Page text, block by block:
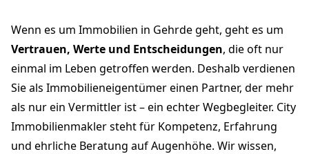
Wenn es um Immobilien in Gehrde geht, geht es um
Vertrauen, Werte und Entscheidungen, die oft nur
einmal im Leben getroffen werden. Deshalb verdienen
Sie als Immobilieneigentümer einen Partner, der mehr
als nur ein Vermittler ist – ein echter Wegbegleiter. City
Immobilienmakler steht für Kompetenz, Erfahrung
und ehrliche Beratung auf Augenhöhe. Wir wissen,